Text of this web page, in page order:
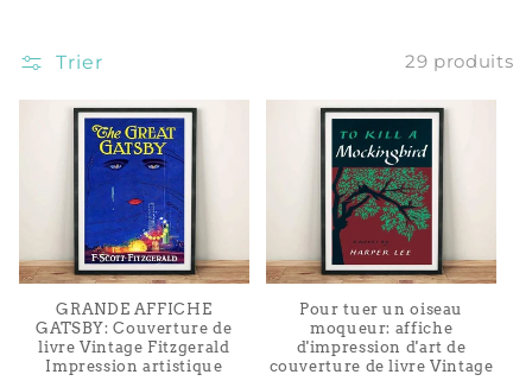
o
n
Trier 29 produits
GRANDE AFFICHE
GATSBY: Couverture de
livre Vintage Fitzgerald
Impression artistique
Pour tuer un oiseau
moqueur: affiche
d'impression d'art de
couverture de livre Vintage